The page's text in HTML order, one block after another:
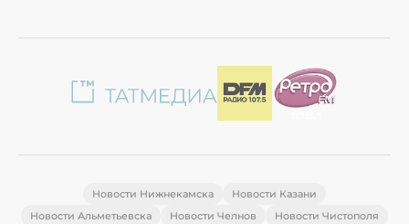
Новости Нижнекамска
Новости Казани
Новости Альметьевска
Новости Челнов
Новости Чистополя